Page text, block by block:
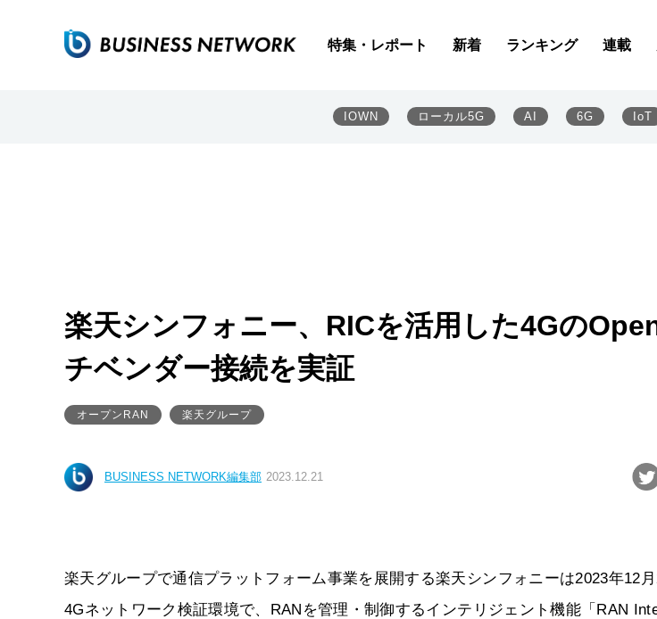
特集・レポート 新着 ランキング 連載
IOWN ローカル5G AI 6G IoT
楽天シンフォニー、RICを活用した4Gの
チベンダー接続を実証
オープンRAN 楽天グループ
BUSINESS NETWORK編集部 2023.12.21
楽天グループで通信プラットフォーム事業を展開する楽天シンフォニーは2023年12
4Gネットワーク検証環境で、RANを管理・制御するインテリジェント機能「RAN